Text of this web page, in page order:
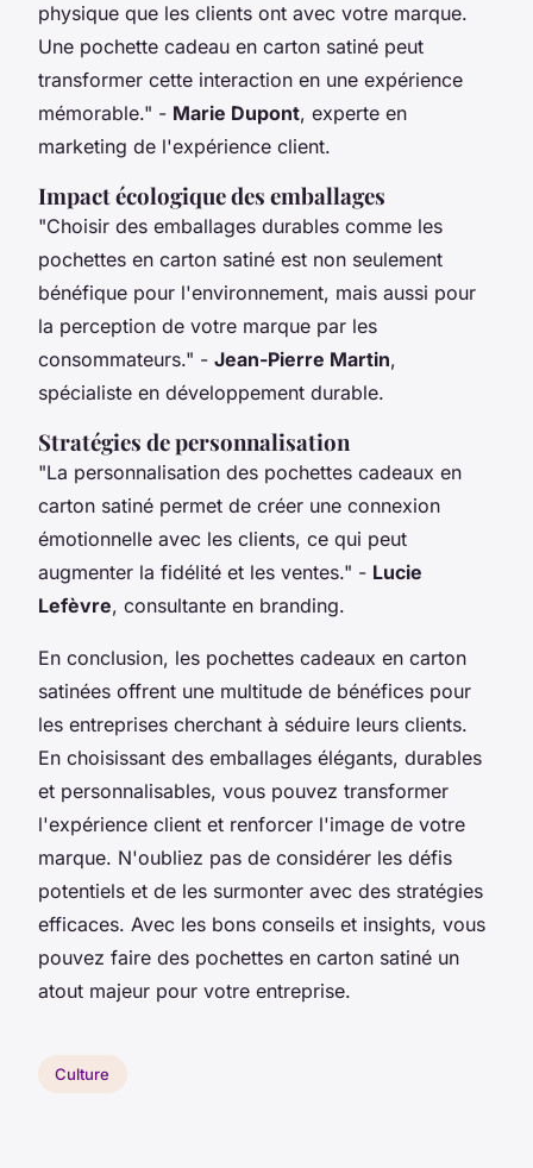
physique que les clients ont avec votre marque.
Une pochette cadeau en carton satiné peut
transformer cette interaction en une expérience
mémorable." - Marie Dupont, experte en
marketing de l'expérience client.
Impact écologique des emballages
"Choisir des emballages durables comme les
pochettes en carton satiné est non seulement
bénéfique pour l'environnement, mais aussi pour
la perception de votre marque par les
consommateurs." - Jean-Pierre Martin,
spécialiste en développement durable.
Stratégies de personnalisation
"La personnalisation des pochettes cadeaux en
carton satiné permet de créer une connexion
émotionnelle avec les clients, ce qui peut
augmenter la fidélité et les ventes." - Lucie
Lefèvre, consultante en branding.
En conclusion, les pochettes cadeaux en carton
satinées offrent une multitude de bénéfices pour
les entreprises cherchant à séduire leurs clients.
En choisissant des emballages élégants, durables
et personnalisables, vous pouvez transformer
l'expérience client et renforcer l'image de votre
marque. N'oubliez pas de considérer les défis
potentiels et de les surmonter avec des stratégies
efficaces. Avec les bons conseils et insights, vous
pouvez faire des pochettes en carton satiné un
atout majeur pour votre entreprise.
Culture